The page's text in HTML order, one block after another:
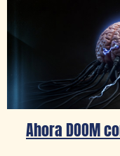
Ahora DOOM